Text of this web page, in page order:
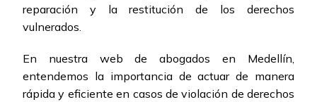
reparación y la restitución de los derechos
vulnerados.
En nuestra web de abogados en Medellín,
entendemos la importancia de actuar de manera
rápida y eficiente en casos de violación de derechos